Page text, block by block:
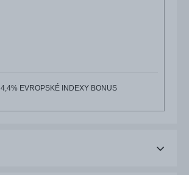
4,4% EVROPSKÉ INDEXY BONUS